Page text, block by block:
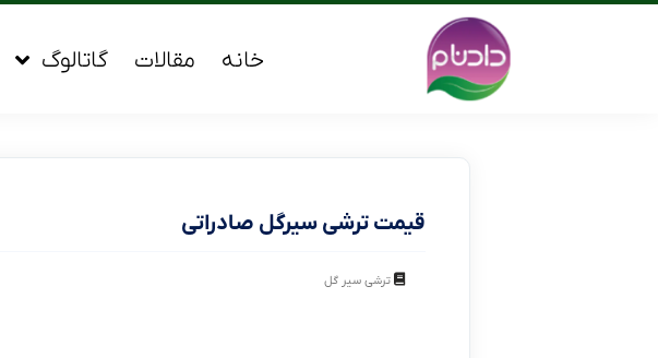
خانه مقالات گاتالوگ
قیمت ترشی سیرگل صادراتی
ترشی سیر گل